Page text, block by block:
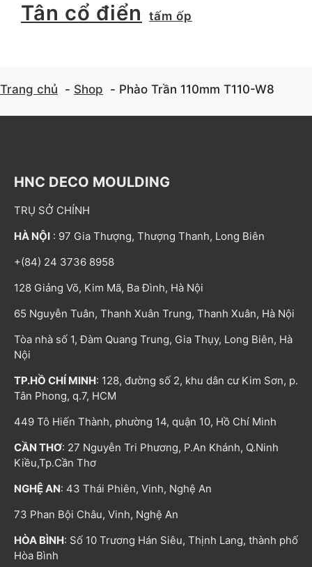
Tân cổ điển tấm ốp
Trang chủ Shop Phào Trần 110mm T110-W8
HNC DECO MOULDING
TRỤ SỞ CHÍNH
HÀ NỘI : 97 Gia Thượng, Thượng Thanh, Long Biên
+(84) 24 3736 8958
128 Giảng Võ, Kim Mã, Ba Đình, Hà Nội
65 Nguyễn Tuân, Thanh Xuân Trung, Thanh Xuân, Hà Nội
Tòa nhà số 1, Đàm Quang Trung, Gia Thụy, Long Biên, Hà
Nội
TP.HỒ CHÍ MINH: 128, đường số 2, khu dân cư Kim Sơn, p.
Tân Phong, q.7, HCM
449 Tô Hiến Thành, phường 14, quận 10, Hồ Chí Minh
CẦN THƠ: 27 Nguyễn Tri Phương, P.An Khánh, Q.Ninh
Kiều,Tp.Cần Thơ
NGHỆ AN: 43 Thái Phiên, Vinh, Nghệ An
73 Phan Bội Châu, Vinh, Nghệ An
HÒA BÌNH: Số 10 Trương Hán Siêu, Thịnh Lang, thành phố
Hòa Bình